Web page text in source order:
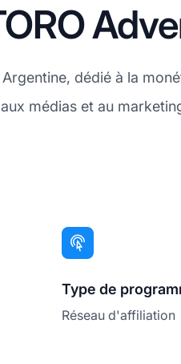
dédié à la
médias et au
Type de
Réseau d'affiliation